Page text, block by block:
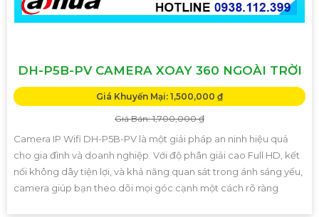
DH-P5B-PV CAMERA XOAY 360 NGOÀI TRỜI
Giá Khuyến Mại: 1,500,000 ₫
Giá Bán: 1,700,000 ₫
Camera IP Wifi DH-P5B-PV là một giải pháp an ninh hiệu quả
cho gia đình và doanh nghiệp. Với độ phân giải cao Full HD, kết
nối không dây tiện lợi, và khả năng quan sát trong ánh sáng yếu,
camera giúp bạn theo dõi mọi góc cạnh một cách rõ ràng